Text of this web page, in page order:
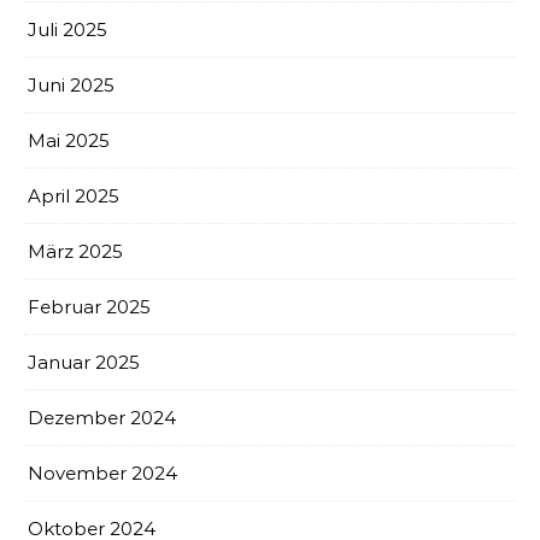
Juli 2025
Juni 2025
Mai 2025
April 2025
März 2025
Februar 2025
Januar 2025
Dezember 2024
November 2024
Oktober 2024